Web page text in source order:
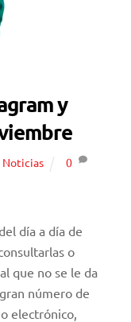
y
Noticias 0
día a día de
o
que no se le da
número de
electrónico,